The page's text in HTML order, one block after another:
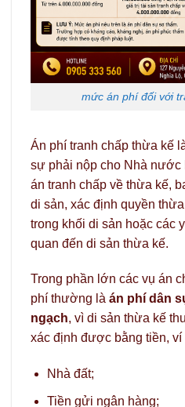
mức án phí đối với
Án phí tranh chấp thừa kế
sự phải nộp cho Nhà nước
án tranh chấp về thừa kế,
di sản, xác định quyền
trong khối di sản hoặc các
quan đến di sản thừa kế.
Trong phần lớn các vụ án
phí thường là án phí dân
ngạch, vì di sản thừa kế
xác định được bằng tiền, ví
Nhà đất;
Tiền gửi ngân hàng;